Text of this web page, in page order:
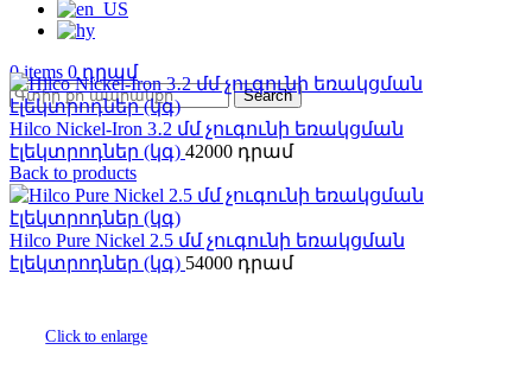
0items 0
Search
Hilco Nickel-Iron 3․2 մմ չուգունի եռակցման
էլեկտրոդներ (կգ) 42000
Back to products
Hilco Pure Nickel 2.5 մմ չուգունի եռակցման
էլեկտրոդներ (կգ) 54000
Click to enlarge